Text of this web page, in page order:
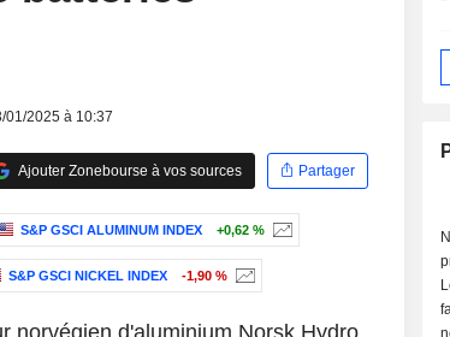
01/2025 à 10:37
Ajouter Zonebourse à vos sources
Partager
S&P GSCI ALUMINUM INDEX +0,62 %
S&P GSCI NICKEL INDEX -1,90 %